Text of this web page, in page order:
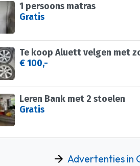
1 persoons matras
Gratis
Te koop Aluett velgen met
€ 100,-
Leren Bank met 2 stoelen
Gratis
Advertenties in